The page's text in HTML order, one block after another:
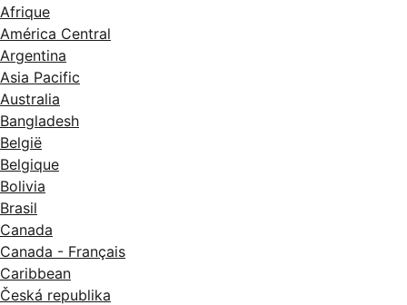
Afrique
América Central
Argentina
Asia Pacific
Australia
Bangladesh
België
Belgique
Bolivia
Brasil
Canada
Canada - Français
Caribbean
Česká republika